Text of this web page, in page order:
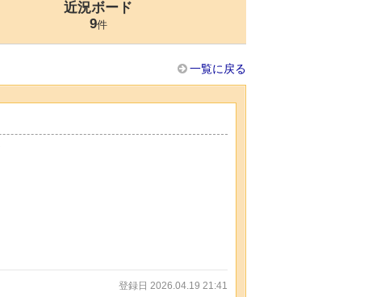
近況ボード
9件
一覧に戻る
登録日 2026.04.19 21:41